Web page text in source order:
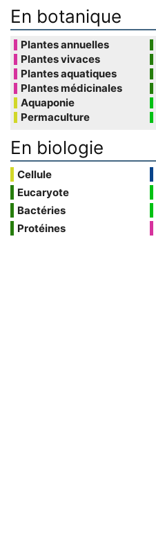
En botanique
Plantes annuelles
Plantes vivaces
Plantes aquatiques
Plantes médicinales
Aquaponie
Permaculture
En biologie
Cellule
Eucaryote
Bactéries
Protéines